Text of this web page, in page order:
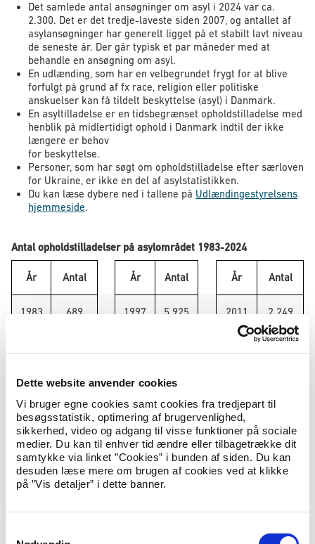
Dette website anvender cookies
Vi bruger egne cookies samt cookies fra tredjepart til
besøgsstatistik, optimering af brugervenlighed,
sikkerhed, video og adgang til visse funktioner på sociale
medier. Du kan til enhver tid ændre eller tilbagetrække dit
samtykke via linket ”Cookies” i bunden af siden. Du kan
desuden læse mere om brugen af cookies ved at klikke
på ”Vis detaljer” i dette banner.
Det samlede antal ansøgninger om asyl i 2024 var ca.
2.300. Det er det tredje-laveste siden 2007, og antallet af
asylansøgninger har generelt ligget på et stabilt lavt niveau
de seneste år. Der går typisk et par måneder med at
behandle en ansøgning om asyl.
En udlænding, som har en velbegrundet frygt for at blive
forfulgt på grund af fx race, religion eller politiske
anskuelser kan få tildelt beskyttelse (asyl) i Danmark.
En asyltilladelse er en tidsbegrænset opholdstilladelse med
henblik på midlertidigt ophold i Danmark indtil der ikke
længere er behov
for beskyttelse.
Personer, som har søgt om opholdstilladelse efter særloven
for Ukraine, er ikke en del af asylstatistikken.
Du kan læse dybere ned i tallene på Udlændingestyrelsens
hjemmeside.
Antal opholdstilladelser på asylområdet 1983-2024
År Antal År Antal År Antal
1983 689 1997 5.925 2011 2.249
1985 6.551 1999 4.443
1986 7.281 2000 5.156 2014
1987 4.192 2001 6.263 2015 10.849
1988 3.888 2002 4.069